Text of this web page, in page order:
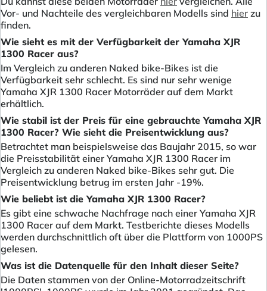
Vor- und Nachteile des vergleichbaren Modells sind hier zu
finden.
Wie sieht es mit der Verfügbarkeit der Yamaha XJR
1300 Racer aus?
Im Vergleich zu anderen Naked bike-Bikes ist die
Verfügbarkeit sehr schlecht. Es sind nur sehr wenige
Yamaha XJR 1300 Racer Motorräder auf dem Markt
erhältlich.
Wie stabil ist der Preis für eine gebrauchte Yamaha XJR
1300 Racer? Wie sieht die Preisentwicklung aus?
Betrachtet man beispielsweise das Baujahr 2015, so war
die Preisstabilität einer Yamaha XJR 1300 Racer im
Vergleich zu anderen Naked bike-Bikes sehr gut. Die
Preisentwicklung betrug im ersten Jahr -19%.
Wie beliebt ist die Yamaha XJR 1300 Racer?
Es gibt eine schwache Nachfrage nach einer Yamaha XJR
1300 Racer auf dem Markt. Testberichte dieses Modells
werden durchschnittlich oft über die Plattform von 1000PS
gelesen.
Was ist die Datenquelle für den Inhalt dieser Seite?
Die Daten stammen von der Online-Motorradzeitschrift